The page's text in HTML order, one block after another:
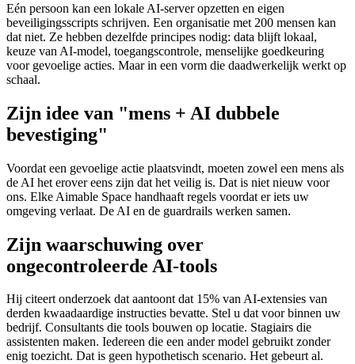
Eén persoon kan een lokale AI-server opzetten en eigen
beveiligingsscripts schrijven. Een organisatie met 200 mensen kan
dat niet. Ze hebben dezelfde principes nodig: data blijft lokaal,
keuze van AI-model, toegangscontrole, menselijke goedkeuring
voor gevoelige acties. Maar in een vorm die daadwerkelijk werkt op
schaal.
Zijn idee van "mens + AI dubbele
bevestiging"
Voordat een gevoelige actie plaatsvindt, moeten zowel een mens als
de AI het erover eens zijn dat het veilig is. Dat is niet nieuw voor
ons. Elke Aimable Space handhaaft regels voordat er iets uw
omgeving verlaat. De AI en de guardrails werken samen.
Zijn waarschuwing over
ongecontroleerde AI-tools
Hij citeert onderzoek dat aantoont dat 15% van AI-extensies van
derden kwaadaardige instructies bevatte. Stel u dat voor binnen uw
bedrijf. Consultants die tools bouwen op locatie. Stagiairs die
assistenten maken. Iedereen die een ander model gebruikt zonder
enig toezicht. Dat is geen hypothetisch scenario. Het gebeurt al.